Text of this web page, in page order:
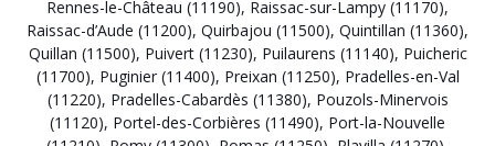
Rennes-le-Château (11190), Raissac-sur-Lampy (11170),
Raissac-d’Aude (11200), Quirbajou (11500), Quintillan (11360),
Quillan (11500), Puivert (11230), Puilaurens (11140), Puicheric
(11700), Puginier (11400), Preixan (11250), Pradelles-en-Val
(11220), Pradelles-Cabardès (11380), Pouzols-Minervois
(11120), Portel-des-Corbières (11490), Port-la-Nouvelle